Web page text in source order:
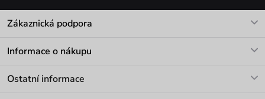
Zákaznická podpora
Informace o nákupu
Ostatní informace